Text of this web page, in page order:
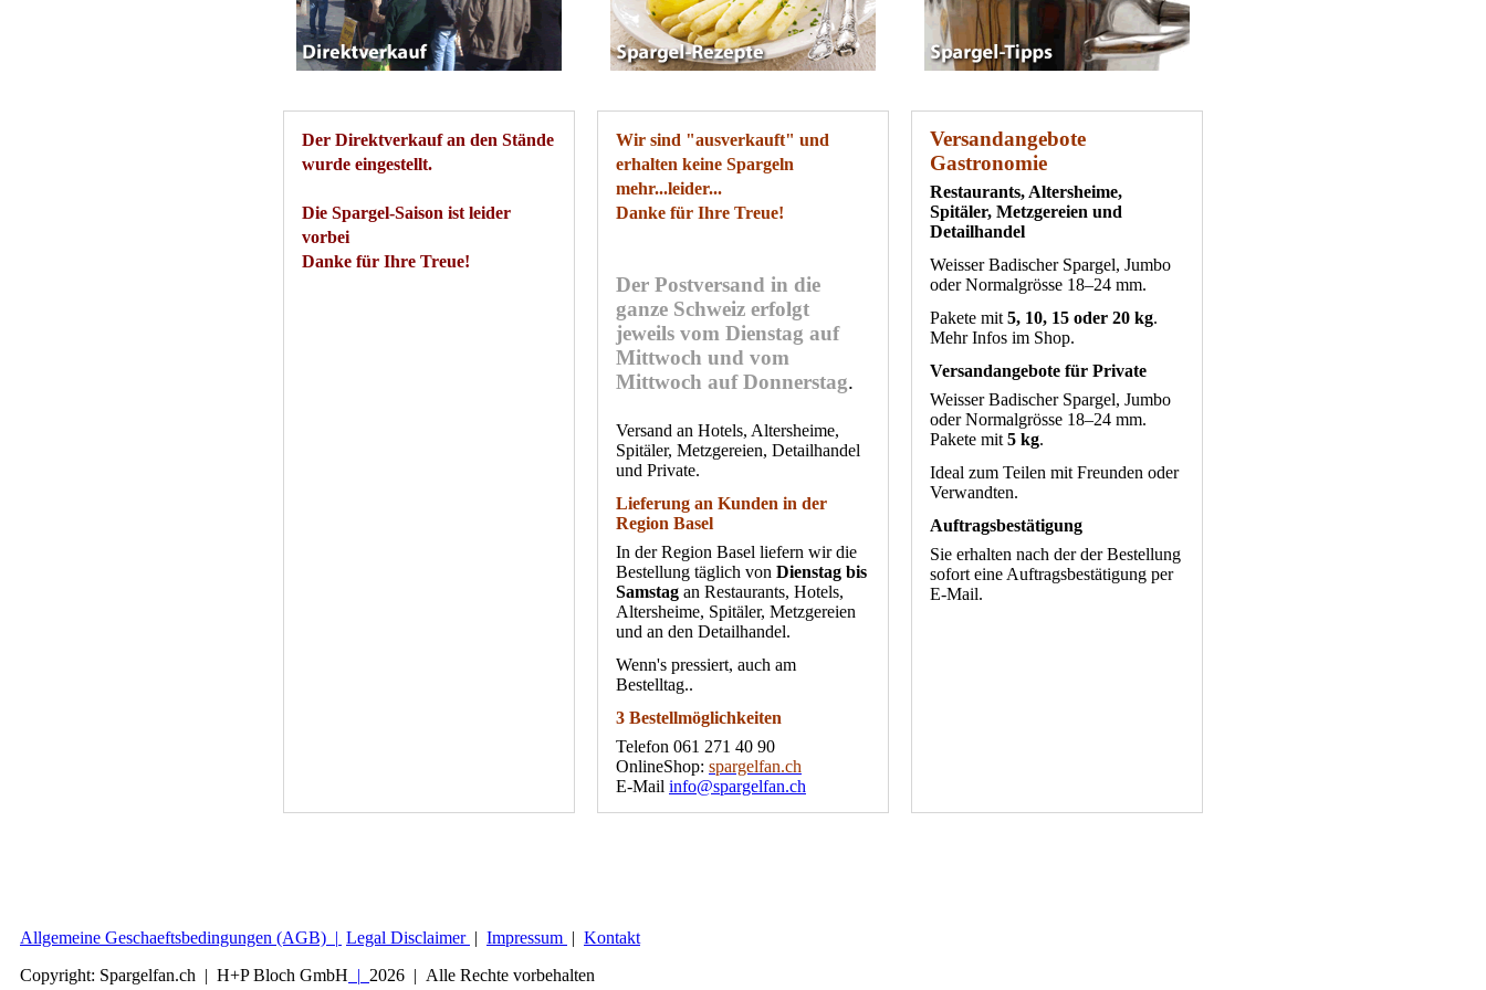
Der Direktverkauf an den Stände
wurde eingestellt.
Die Spargel-Saison ist leider
vorbei
Danke für Ihre Treue!
Wir sind "ausverkauft" und
erhalten keine Spargeln
mehr...leider...
Danke für Ihre Treue!
Der Postversand in die
ganze Schweiz erfolgt
jeweils vom Dienstag auf
Mittwoch und vom
Mittwoch auf Donnerstag.
Versand an Hotels, Altersheime,
Spitäler, Metzgereien, Detailhandel
und Private.
Lieferung an Kunden in der
Region Basel
In der Region Basel liefern wir die
Bestellung täglich von Dienstag bis
Samstag an Restaurants, Hotels,
Altersheime, Spitäler, Metzgereien
und an den Detailhandel.
Wenn's pressiert, auch am
Bestelltag..
3 Bestellmöglichkeiten
Telefon 061 271 40 90
OnlineShop: spargelfan.ch
E-Mail info@spargelfan.ch
Versandangebote
Gastronomie
Restaurants, Altersheime,
Spitäler, Metzgereien und
Detailhandel
Weisser Badischer Spargel, Jumbo
oder Normalgrösse 18–24 mm.
Pakete mit 5, 10, 15 oder 20 kg.
Mehr Infos im Shop.
Versandangebote für Private
Weisser Badischer Spargel, Jumbo
oder Normalgrösse 18–24 mm.
Pakete mit 5 kg.
Ideal zum Teilen mit Freunden oder
Verwandten.
Auftragsbestätigung
Sie erhalten nach der der Bestellung
sofort eine Auftragsbestätigung per
E-Mail.
Allgemeine Geschaeftsbedingungen (AGB) | Legal Disclaimer | Impressum | Kontakt
Copyright: Spargelfan.ch | H+P Bloch GmbH | 2026 | Alle Rechte vorbehalten